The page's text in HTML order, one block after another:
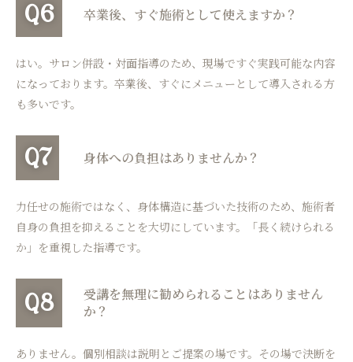
Q6 卒業後、すぐ施術として使えますか？
はい。サロン併設・対面指導のため、現場ですぐ実践可能な内容
になっております。卒業後、すぐにメニューとして導入される方
も多いです。
Q7 身体への負担はありませんか？
力任せの施術ではなく、身体構造に基づいた技術のため、施術者
自身の負担を抑えることを大切にしています。「長く続けられる
か」を重視した指導です。
Q8
受講を無理に勧められることはありません
か？
ありません。個別相談は説明とご提案の場です。その場で決断を